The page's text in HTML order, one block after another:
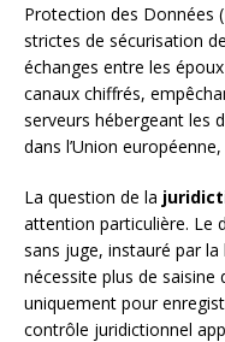
Protection des Données
strictes de sécurisation
échanges entre les
canaux chiffrés,
serveurs hébergeant les
dans l’Union
La question de la
attention particulière. Le
sans juge, instauré par
nécessite plus de
uniquement pour
contrôle juridictionnel